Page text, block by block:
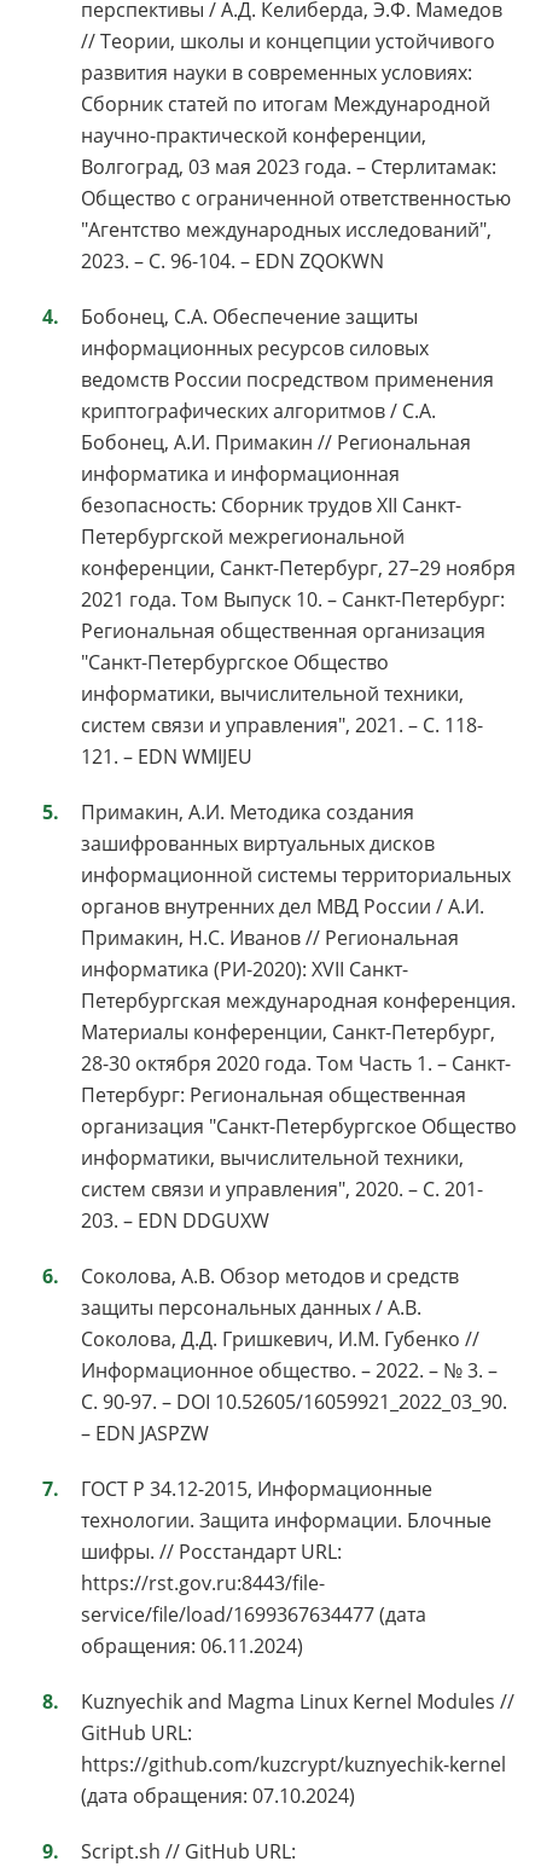
перспективы / А.Д. Келиберда, Э.Ф. Мамедов
// Теории, школы и концепции устойчивого
развития науки в современных условиях:
Сборник статей по итогам Международной
научно-практической конференции,
Волгоград, 03 мая 2023 года. – Стерлитамак:
Общество с ограниченной ответственностью
"Агентство международных исследований",
2023. – С. 96-104. – EDN ZQOKWN
Бобонец, С.А. Обеспечение защиты
информационных ресурсов силовых
ведомств России посредством применения
криптографических алгоритмов / С.А.
Бобонец, А.И. Примакин // Региональная
информатика и информационная
безопасность: Сборник трудов ХII Санкт-
Петербургской межрегиональной
конференции, Санкт-Петербург, 27–29 ноября
2021 года. Том Выпуск 10. – Санкт-Петербург:
Региональная общественная организация
"Санкт-Петербургское Общество
информатики, вычислительной техники,
систем связи и управления", 2021. – С. 118-
121. – EDN WMIJEU
Примакин, А.И. Методика создания
зашифрованных виртуальных дисков
информационной системы территориальных
органов внутренних дел МВД России / А.И.
Примакин, Н.С. Иванов // Региональная
информатика (РИ-2020): XVII Санкт-
Петербургская международная конференция.
Материалы конференции, Санкт-Петербург,
28-30 октября 2020 года. Том Часть 1. – Санкт-
Петербург: Региональная общественная
организация "Санкт-Петербургское Общество
информатики, вычислительной техники,
систем связи и управления", 2020. – С. 201-
203. – EDN DDGUXW
Соколова, А.В. Обзор методов и средств
защиты персональных данных / А.В.
Соколова, Д.Д. Гришкевич, И.М. Губенко //
Информационное общество. – 2022. – № 3. –
С. 90-97. – DOI 10.52605/16059921_2022_03_90.
– EDN JASPZW
ГОСТ Р 34.12-2015, Информационные
технологии. Защита информации. Блочные
шифры. // Росстандарт URL:
https://rst.gov.ru:8443/file-
service/file/load/1699367634477 (дата
обращения: 06.11.2024)
Kuznyechik and Magma Linux Kernel Modules //
GitHub URL:
https://github.com/kuzcrypt/kuznyechik-kernel
(дата обращения: 07.10.2024)
Script.sh // GitHub URL: